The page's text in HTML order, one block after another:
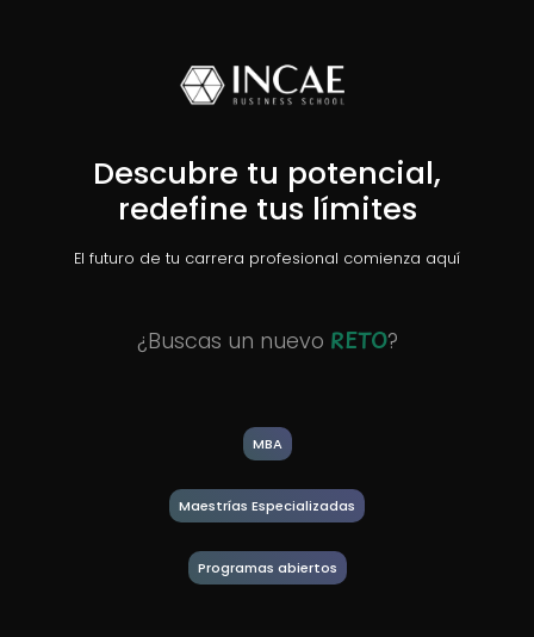
Descubre tu potencial,
redefine tus límites
El futuro de tu carrera profesional comienza aquí
¿Buscas un nuevo RETO?
MBA
Maestrías Especializadas
Programas abiertos